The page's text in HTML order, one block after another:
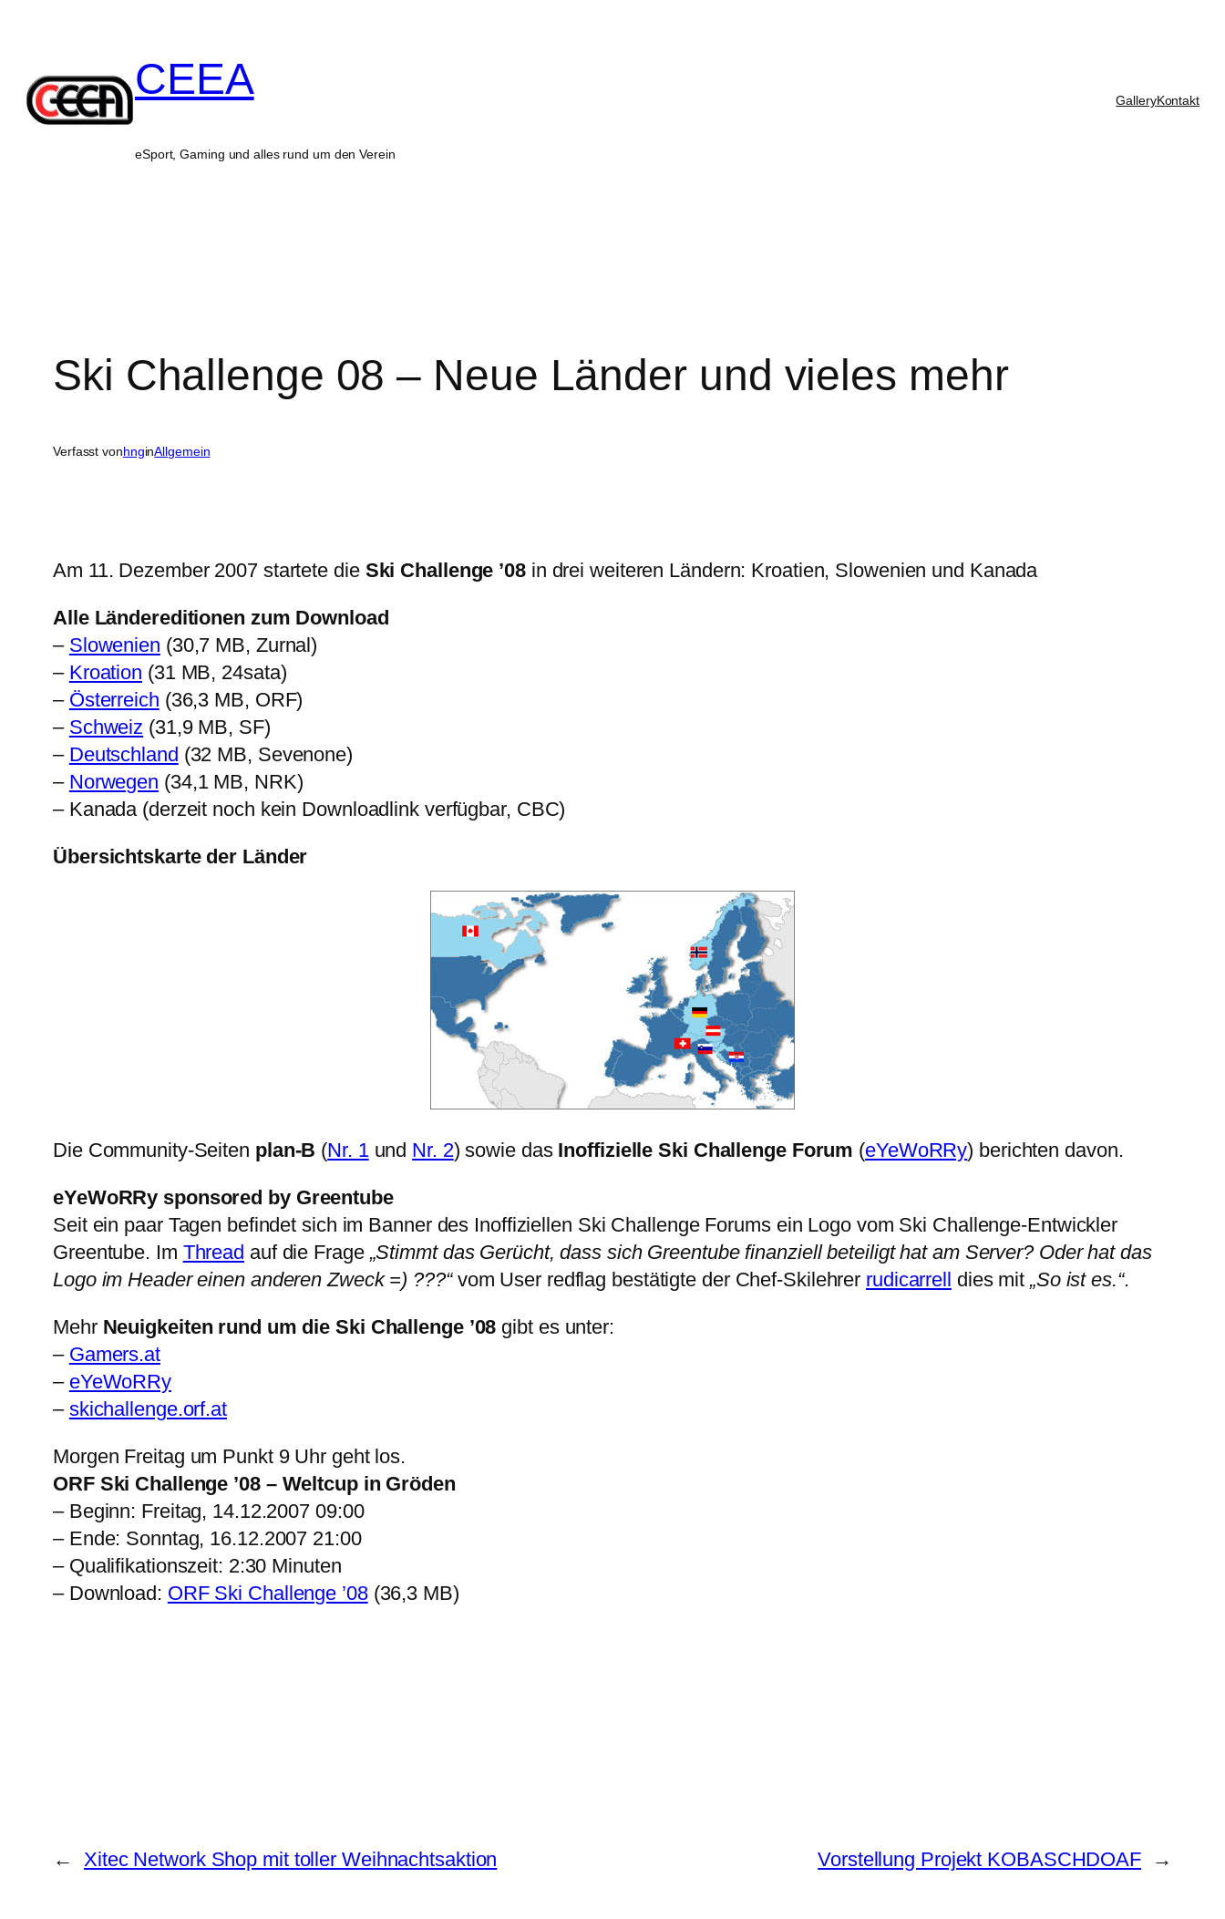
springen
CEEA
eSport, Gaming und alles rund um den Verein
GalleryKontakt
Ski Challenge 08 – Neue Länder und vieles mehr
Verfasst vonhnginAllgemein
Am 11. Dezember 2007 startete die Ski Challenge ’08in drei weiteren Ländern: Kroatien, Slowenien und Kanada
Alle Ländereditionen zum Download
– Slowenien (30,7 MB, Zurnal)
– Kroation (31 MB, 24sata)
– Österreich (36,3 MB, ORF)
– Schweiz (31,9 MB, SF)
– Deutschland (32 MB, Sevenone)
– Norwegen (34,1 MB, NRK)
– Kanada (derzeit noch kein Downloadlink verfügbar, CBC)
Übersichtskarte der Länder
Die Community-Seiten plan-B (Nr. 1und Nr. 2) sowie das Inoffizielle Ski Challenge Forum (eYeWoRRy) berichten davon.
eYeWoRRy sponsored by Greentube
Seit ein paar Tagen befindet sich im Banner des Inoffiziellen Ski Challenge Forums ein Logo vom Ski Challenge-Entwickler
Greentube. Im Thread auf die Frage „Stimmt das Gerücht, dass sich Greentube finanziell beteiligt hat am Server? Oder hat das
Logo im Header einen anderen Zweck =) ???“vom User redflag bestätigte der Chef-Skilehrer rudicarrell dies mit „So ist es.“.
Mehr Neuigkeiten rund um die Ski Challenge ’08 gibt es unter:
– Gamers.at
– eYeWoRRy
– skichallenge.orf.at
Morgen Freitag um Punkt 9 Uhr geht los.
ORF Ski Challenge ’08 – Weltcup in Gröden
– Beginn: Freitag, 14.12.2007 09:00
– Ende: Sonntag, 16.12.2007 21:00
– Qualifikationszeit: 2:30 Minuten
– Download: ORF Ski Challenge ’08(36,3 MB)
← Xitec Network Shop mit toller Weihnachtsaktion Vorstellung Projekt KOBASCHDOAF →